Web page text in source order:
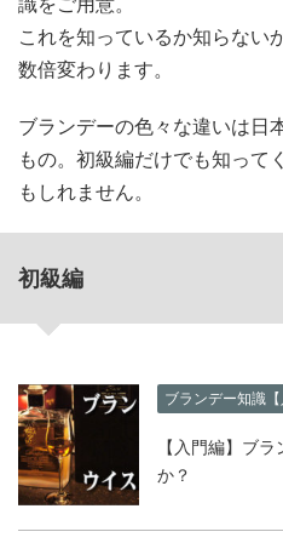
これを知っているか知らない
数倍変わります。
ブランデーの色々な違いは日
もの。初級編だけでも知って
もしれません。
初級編
ブランデー知識【
【入門編】ブ
か？